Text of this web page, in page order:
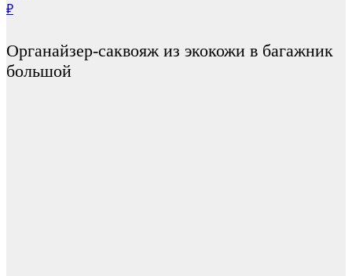
₽
Органайзер-саквояж из экокожи в багажник
большой